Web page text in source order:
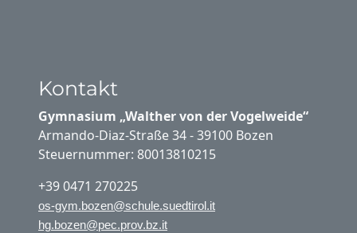
Kontakt
Gymnasium „Walther von der Vogelweide“
Armando-Diaz-Straße 34 - 39100 Bozen
Steuernummer: 80013810215
+39 0471 270225
os-gym.bozen@schule.suedtirol.it
hg.bozen@pec.prov.bz.it